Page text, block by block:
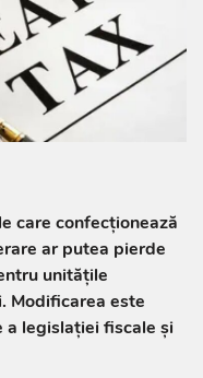
care confecționează
ar putea pierde
unitățile
Modificarea este
legislației fiscale și